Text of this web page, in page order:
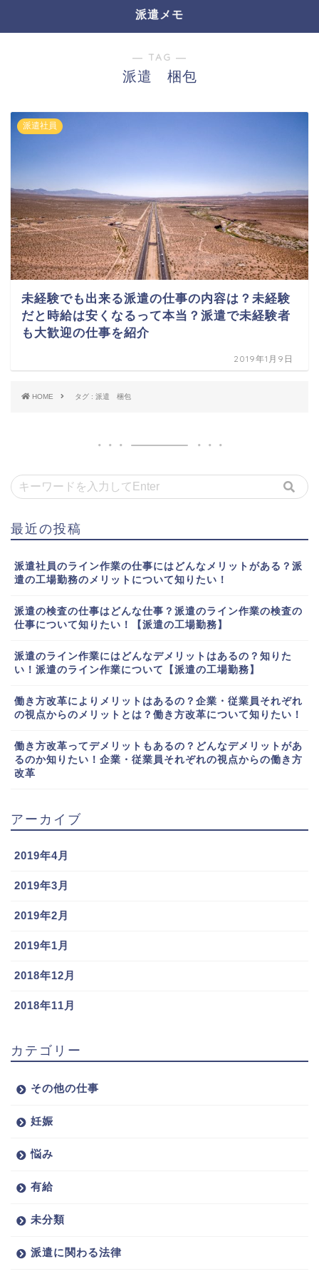
派遣メモ
― TAG ―
派遣 梱包
派遣社員
未経験でも出来る派遣の仕事の内容は？未経験
だと時給は安くなるって本当？派遣で未経験者
も大歓迎の仕事を紹介
2019年1月9日
HOME タグ : 派遣 梱包
最近の投稿
派遣社員のライン作業の仕事にはどんなメリットがある？派
遣の工場勤務のメリットについて知りたい！
派遣の検査の仕事はどんな仕事？派遣のライン作業の検査の
仕事について知りたい！【派遣の工場勤務】
派遣のライン作業にはどんなデメリットはあるの？知りた
い！派遣のライン作業について【派遣の工場勤務】
働き方改革によりメリットはあるの？企業・従業員それぞれ
の視点からのメリットとは？働き方改革について知りたい！
働き方改革ってデメリットもあるの？どんなデメリットがあ
るのか知りたい！企業・従業員それぞれの視点からの働き方
改革
アーカイブ
2019年4月
2019年3月
2019年2月
2019年1月
2018年12月
2018年11月
カテゴリー
その他の仕事
妊娠
悩み
有給
未分類
派遣に関わる法律